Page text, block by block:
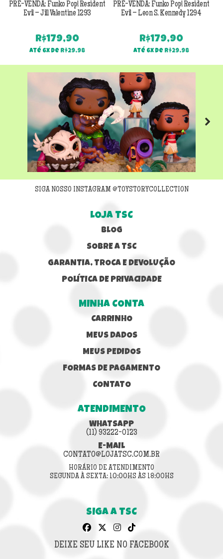
PRÉ-VENDA: Funko Pop! Resident
Evil – Jill Valentine 1293
R$179,90
Até 6x de R$29,98
PRÉ-VENDA: Funko Pop! Resident
Evil – Leon S. Kennedy 1294
R$179,90
Até 6x de R$29,98
Next
SIGA NOSSO INSTAGRAM @TOYSTORYCOLLECTION
LOJA TSC
BLOG
SOBRE A TSC
GARANTIA, TROCA E DEVOLUÇÃO
POLÍTICA DE PRIVACIDADE
MINHA CONTA
CARRINHO
MEUS DADOS
MEUS PEDIDOS
FORMAS DE PAGAMENTO
CONTATO
ATENDIMENTO
WHATSAPP
(11) 93222-0123
E-MAIL
CONTATO@LOJATSC.COM.BR
HORÁRIO DE ATENDIMENTO
SEGUNDA À SEXTA: 10:00HS ÀS 18:00HS
SIGA A TSC
DEIXE SEU LIKE NO FACEBOOK